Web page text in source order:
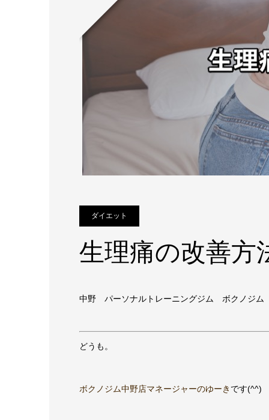
ダイエット
生理痛の改善方
中野 パーソナルトレーニングジム ボクノジム
どうも。
ボクノジム中野店マネージャーのゆーき です(^^)